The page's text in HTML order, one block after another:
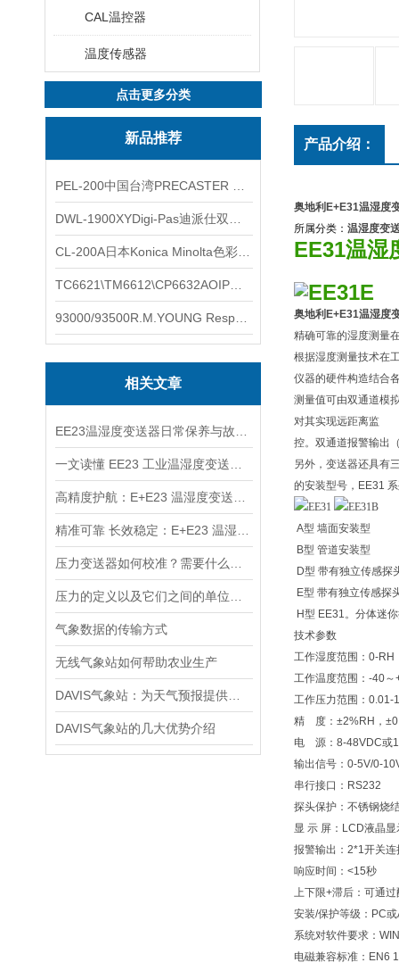
CAL温控器
温度传感器
点击更多分类
新品推荐
相关文章
气象数据的传输方式
无线气象站如何帮助农业生产
DAVIS气象站的几大优势介绍
产品介绍：
奥地利E+E31温湿度
所属分类： 温湿度变
EE31温湿
奥地利E+E31温湿度
精确可靠的湿度测量
根据湿度测量技术在
仪器的硬件构造结合
测量值可由双通道模
对其实现远距离监
控。双通道报警输出
另外，变送器还具有
的安装型号， EE31
A型 墙面安装型
B型 管道安装型
D型 带有独立传感探
E型 带有独立传感探
H型 EE31。分体迷
技术参数
工作湿度范围： 0-RH
工作温度范围： -40～
工作压力范围： 0.01-
精
度： ±2%RH ，
电
源： 8-48VDC或
输出信号： 0-5V/0-
串行接口： RS232
探头保护：不锈钢烧
显 示 屏： LCD液晶显
报警输出： 2*1开关连
响应时间： <15秒
上下限+滞后：可通
安装/保护等级： PC或
系统对软件要求：
电磁兼容标准： EN6